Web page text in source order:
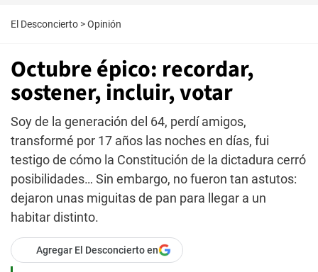
El Desconcierto >Opinión
Octubre épico: recordar,
sostener, incluir, votar
Soy de la generación del 64, perdí amigos,
transformé por 17 años las noches en días, fui
testigo de cómo la Constitución de la dictadura cerró
posibilidades… Sin embargo, no fueron tan astutos:
dejaron unas miguitas de pan para llegar a un
habitar distinto.
Agregar El Desconcierto en